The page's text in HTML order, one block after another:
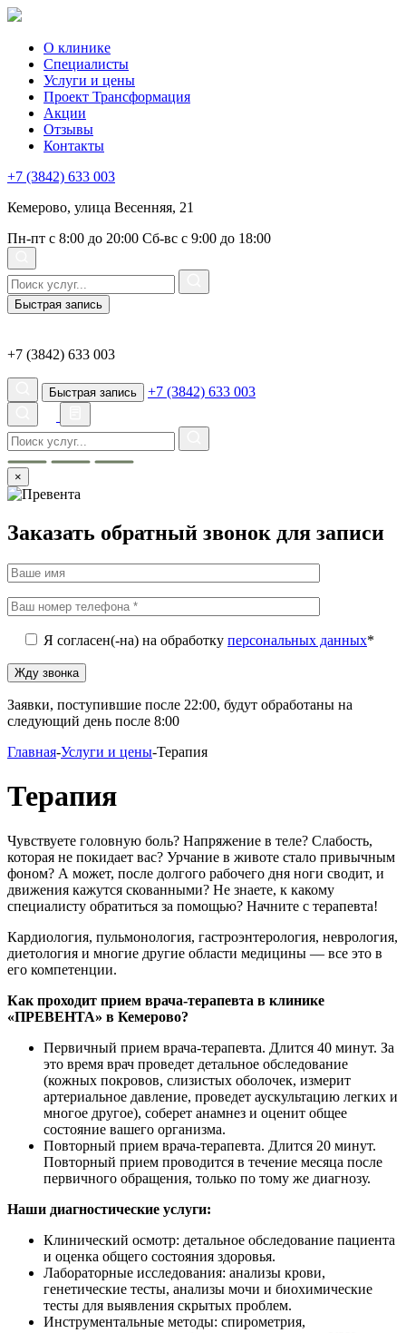
О клинике
Специалисты
Услуги и цены
Проект Трансформация
Акции
Отзывы
Контакты
+7 (3842) 633 003
Кемерово, улица Весенняя, 21
Пн-пт с 8:00 до 20:00 Сб-вс с 9:00 до 18:00
Быстрая запись
+7 (3842) 633 003
Быстрая запись +7 (3842) 633 003
×
Заказать обратный звонок для записи
Я согласен(-на) на обработку персональных данных*
Заявки, поступившие после 22:00, будут обработаны на
следующий день после 8:00
Главная-Услуги и цены-Терапия
Терапия
Чувствуете головную боль? Напряжение в теле? Слабость,
которая не покидает вас? Урчание в животе стало привычным
фоном? А может, после долгого рабочего дня ноги сводит, и
движения кажутся скованными? Не знаете, к какому
специалисту обратиться за помощью? Начните с терапевта!
Кардиология, пульмонология, гастроэнтерология, неврология,
диетология и многие другие области медицины — все это в
его компетенции.
Как проходит прием врача-терапевта в клинике
«ПРЕВЕНТА» в Кемерово?
Первичный прием врача-терапевта. Длится 40 минут. За
это время врач проведет детальное обследование
(кожных покровов, слизистых оболочек, измерит
артериальное давление, проведет аускультацию легких и
многое другое), соберет анамнез и оценит общее
состояние вашего организма.
Повторный прием врача-терапевта. Длится 20 минут.
Повторный прием проводится в течение месяца после
первичного обращения, только по тому же диагнозу.
Наши диагностические услуги:
Клинический осмотр: детальное обследование пациента
и оценка общего состояния здоровья.
Лабораторные исследования: анализы крови,
генетические тесты, анализы мочи и биохимические
тесты для выявления скрытых проблем.
Инструментальные методы: спирометрия,